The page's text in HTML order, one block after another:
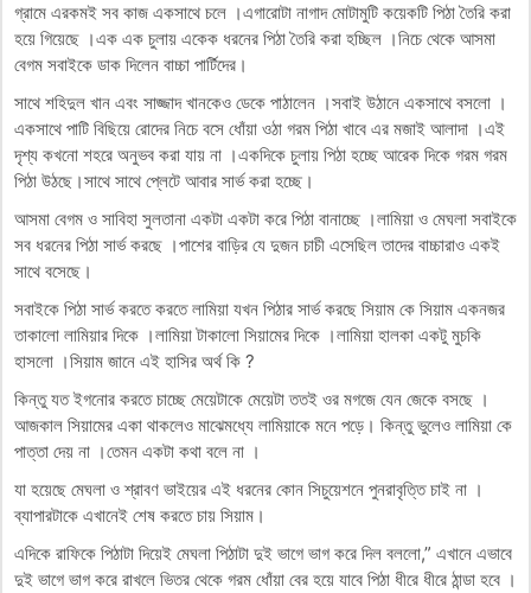
গ্রামে এরকমই সব কাজ একসাথে চলে ।এগারোটা নাগাদ মোটামুটি কয়েকটি পিঠা তৈরি করা
হয়ে গিয়েছে ।এক এক চুলায় একেক ধরনের পিঠা তৈরি করা হচ্ছিল ।নিচে থেকে আসমা
বেগম সবাইকে ডাক দিলেন বাচ্চা পার্টিদের।
সাথে শহিদুল খান এবং সাজ্জাদ খানকেও ডেকে পাঠালেন ।সবাই উঠানে একসাথে বসলো ।
একসাথে পাটি বিছিয়ে রোদের নিচে বসে ধোঁয়া ওঠা গরম পিঠা খাবে এর মজাই আলাদা ।এই
দৃশ্য কখনো শহরে অনুভব করা যায় না ।একদিকে চুলায় পিঠা হচ্ছে আরেক দিকে গরম গরম
পিঠা উঠছে।সাথে সাথে প্লেটে আবার সার্ভ করা হচ্ছে।
আসমা বেগম ও সাবিহা সুলতানা একটা একটা করে পিঠা বানাচ্ছে ।লামিয়া ও মেঘলা সবাইকে
সব ধরনের পিঠা সার্ভ করছে ।পাশের বাড়ির যে দুজন চাচী এসেছিল তাদের বাচ্চারাও একই
সাথে বসেছে।
সবাইকে পিঠা সার্ভ করতে করতে লামিয়া যখন পিঠার সার্ভ করছে সিয়াম কে সিয়াম একনজর
তাকালো লামিয়ার দিকে ।লামিয়া টাকালো সিয়ামের দিকে ।লামিয়া হালকা একটু মুচকি
হাসলো ।সিয়াম জানে এই হাসির অর্থ কি ?
কিন্তু যত ইগনোর করতে চাচ্ছে মেয়েটাকে মেয়েটা ততই ওর মগজে যেন জেকে বসছে ।
আজকাল সিয়ামের একা থাকলেও মাঝেমধ্যে লামিয়াকে মনে পড়ে। কিন্তু ভুলেও লামিয়া কে
পাত্তা দেয় না ।তেমন একটা কথা বলে না ।
যা হয়েছে মেঘলা ও শ্রাবণ ভাইয়ের এই ধরনের কোন সিচুয়েশনে পুনরাবৃত্তি চাই না ।
ব্যাপারটাকে এখানেই শেষ করতে চায় সিয়াম।
এদিকে রাফিকে পিঠাটা দিয়েই মেঘলা পিঠাটা দুই ভাগে ভাগ করে দিল বললো,” এখানে এভাবে
দুই ভাগে ভাগ করে রাখলে ভিতর থেকে গরম ধোঁয়া বের হয়ে যাবে পিঠা ধীরে ধীরে ঠান্ডা হবে ।